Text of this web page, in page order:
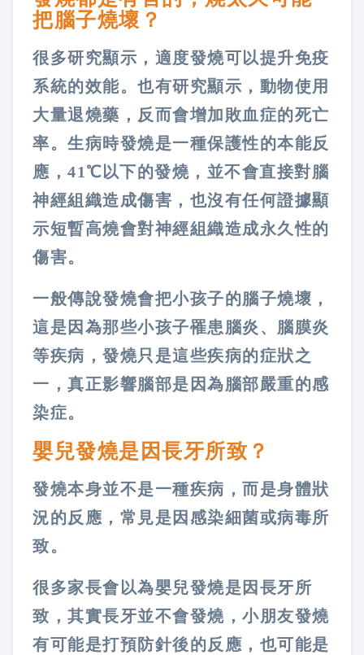
把腦子燒壞？
很多研究顯示，適度發燒可以提升免疫
系統的效能。也有研究顯示，動物使用
大量退燒藥，反而會增加敗血症的死亡
率。生病時發燒是一種保護性的本能反
應，41℃以下的發燒，並不會直接對腦
神經組織造成傷害，也沒有任何證據顯
示短暫高燒會對神經組織造成永久性的
傷害。
一般傳說發燒會把小孩子的腦子燒壞，
這是因為那些小孩子罹患腦炎、腦膜炎
等疾病，發燒只是這些疾病的症狀之
一，真正影響腦部是因為腦部嚴重的感
染症。
嬰兒發燒是因長牙所致？
發燒本身並不是一種疾病，而是身體狀
況的反應，常見是因感染細菌或病毒所
致。
很多家長會以為嬰兒發燒是因長牙所
致，其實長牙並不會發燒，小朋友發燒
有可能是打預防針後的反應，也可能是